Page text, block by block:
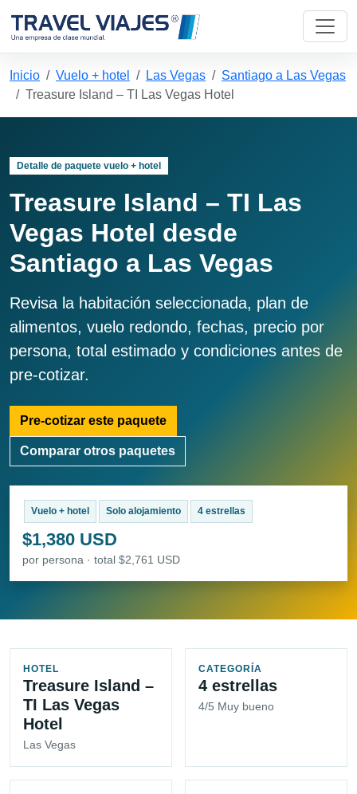
Inicio Vuelo + hotel Las Vegas
Santiago a Las Vegas
Treasure Island – TI Las Vegas Hotel
Detalle de paquete vuelo + hotel
Treasure Island – TI Las
Vegas Hotel desde
Santiago a Las Vegas
Revisa la habitación seleccionada, plan de
alimentos, vuelo redondo, fechas, precio por
persona, total estimado y condiciones antes de
pre-cotizar.
Pre-cotizar este paquete
Comparar otros paquetes
Vuelo + hotel Solo alojamiento 4 estrellas
$1,380 USD
por persona · total $2,761 USD
HOTEL
Treasure Island –
TI Las Vegas
Hotel
Las Vegas
CATEGORÍA
4 estrellas
4/5 Muy bueno